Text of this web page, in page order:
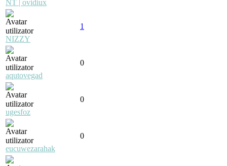
NT | ovidiux
NIZZY
1
aqutovegad
0
ugesfoz
0
eucuwezarahak
0